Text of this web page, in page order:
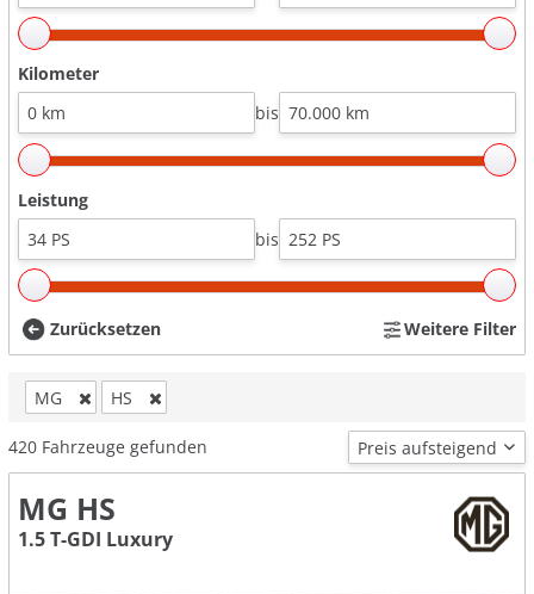
Kilometer
bis
Leistung
bis
Zurücksetzen Weitere Filter
MG HS
420 Fahrzeuge gefunden
MG HS
1.5 T-GDI Luxury